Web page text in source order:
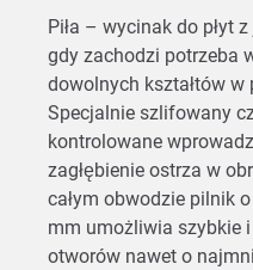
Piła – wycinak do płyt
gdy zachodzi potrzeba
dowolnych kształtów w
Specjalnie szlifowany
kontrolowane
zagłębienie ostrza w
całym obwodzie pilnik
mm umożliwia szybkie
otworów nawet o